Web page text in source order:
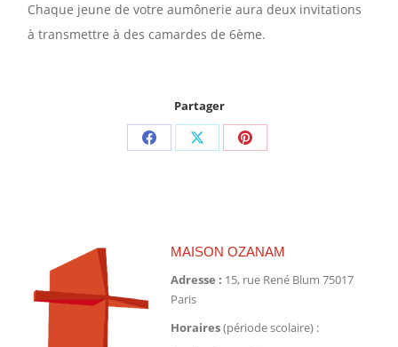
Chaque jeune de votre aumônerie aura deux invitations
à transmettre à des camardes de 6ème.
Partager
PartagerPartagerPartager
MAISON OZANAM
Adresse : 15, rue René Blum 75017
Paris
Horaires(période scolaire) :